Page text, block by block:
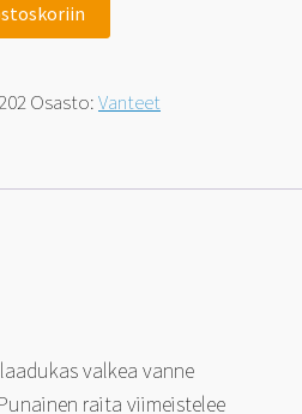
Osasto:Vanteet
valkea vanne
raita viimeistelee